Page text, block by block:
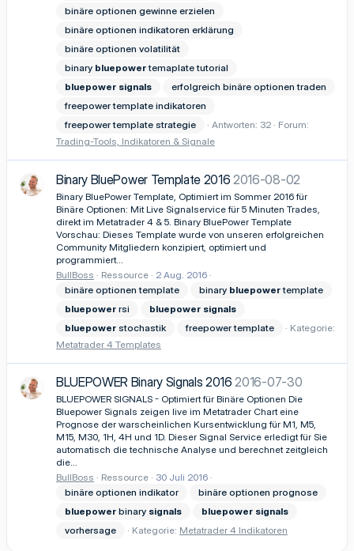
binäre optionen gewinne erzielen
binäre optionen indikatoren erklärung
binäre optionen volatilität
binary bluepowertemaplate tutorial
bluepower signals
erfolgreich binäre optionen traden
freepower template indikatoren
freepower template strategie
Antworten: 32
Forum:
Trading-Tools, Indikatoren & Signale
Binary BluePower Template 2016 2016-08-02
Binary BluePower Template, Optimiert im Sommer 2016 für
Binäre Optionen: Mit Live Signalservice für 5 Minuten Trades,
direkt im Metatrader 4 & 5. Binary BluePower Template
Vorschau: Dieses Template wurde von unseren erfolgreichen
Community Mitgliedern konzipiert, optimiert und
programmiert...
BullBoss
Ressource
2 Aug. 2016
binäre optionen template
binary bluepowertemplate
bluepower rsi bluepower signals
bluepower stochastik freepower template
Kategorie:
Metatrader 4 Templates
BLUEPOWER Binary Signals 2016 2016-07-30
BLUEPOWER SIGNALS - Optimiert für Binäre Optionen Die
Bluepower Signals zeigen live im Metatrader Chart eine
Prognose der warscheinlichen Kursentwicklung für M1, M5,
M15, M30, 1H, 4H und 1D. Dieser Signal Service erledigt für Sie
automatisch die technische Analyse und berechnet zeitgleich
die...
BullBoss
Ressource
30 Juli 2016
binäre optionen indikator
binäre optionen prognose
bluepower binary signals bluepower signals
vorhersage
Kategorie: Metatrader 4 Indikatoren